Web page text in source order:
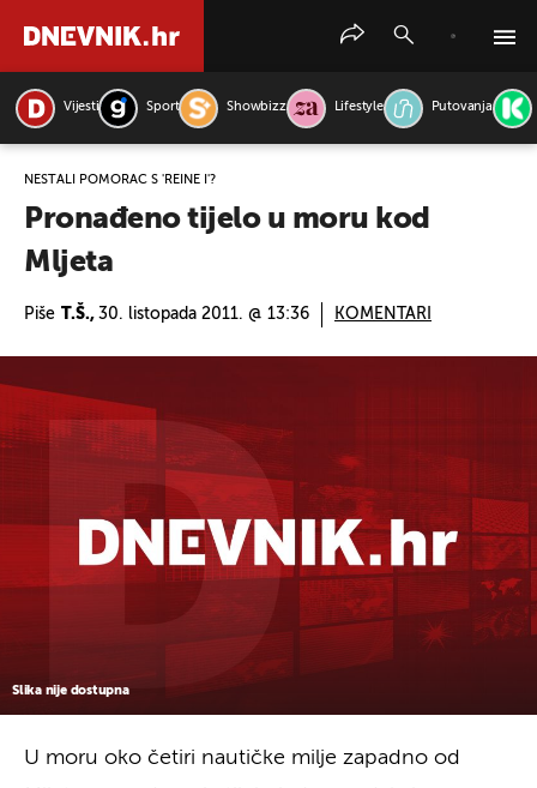
Vijesti Sport Showbizz Lifestyle Putovanja
NESTALI POMORAC S 'REINE I'?
Pronađeno tijelo u moru kod
Mljeta
Piše T.Š., 30. listopada 2011. @ 13:36 KOMENTARI
Slika nije dostupna
U moru oko četiri nautičke milje zapadno od
PRETRAŽITE VIJESTI